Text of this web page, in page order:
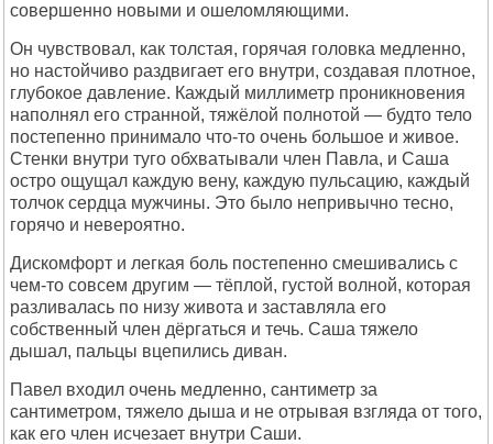
совершенно новыми и ошеломляющими.
Он чувствовал, как толстая, горячая головка медленно,
но настойчиво раздвигает его внутри, создавая плотное,
глубокое давление. Каждый миллиметр проникновения
наполнял его странной, тяжёлой полнотой — будто тело
постепенно принимало что-то очень большое и живое.
Стенки внутри туго обхватывали член Павла, и Саша
остро ощущал каждую вену, каждую пульсацию, каждый
толчок сердца мужчины. Это было непривычно тесно,
горячо и невероятно.
Дискомфорт и легкая боль постепенно смешивались с
чем-то совсем другим — тёплой, густой волной, которая
разливалась по низу живота и заставляла его
собственный член дёргаться и течь. Саша тяжело
дышал, пальцы вцепились диван.
Павел входил очень медленно, сантиметр за
сантиметром, тяжело дыша и не отрывая взгляда от того,
как его член исчезает внутри Саши.